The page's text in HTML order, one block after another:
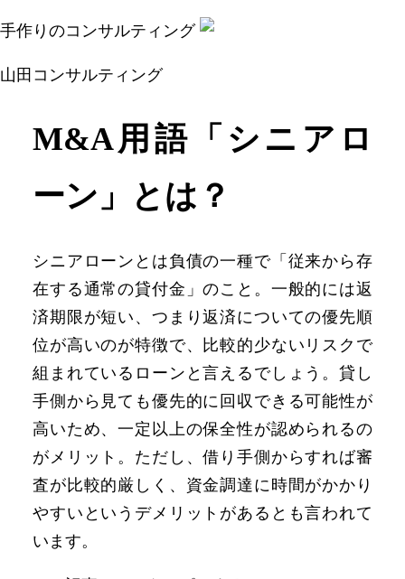
手作りのコンサルティング
山田コンサルティング
M&A用語「シニアロ
ーン」とは？
シニアローンとは負債の一種で「従来から存
在する通常の貸付金」のこと。一般的には返
済期限が短い、つまり返済についての優先順
位が高いのが特徴で、比較的少ないリスクで
組まれているローンと言えるでしょう。貸し
手側から見ても優先的に回収できる可能性が
高いため、一定以上の保全性が認められるの
がメリット。ただし、借り手側からすれば審
査が比較的厳しく、資金調達に時間がかかり
やすいというデメリットがあるとも言われて
います。